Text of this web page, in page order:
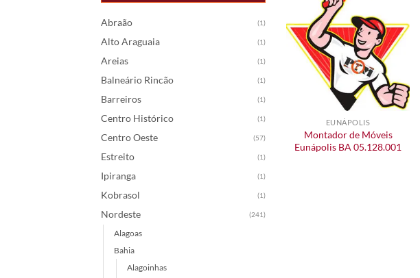
Abraão (1)
Alto Araguaia (1)
Areias (1)
Balneário Rincão (1)
Barreiros (1)
Centro Histórico (1)
Centro Oeste (57)
Estreito (1)
Ipiranga (1)
Kobrasol (1)
Nordeste (241)
Alagoas
Bahia
Alagoinhas
EUNÁPOLIS
Montador de Móveis
Eunápolis BA 05.128.001